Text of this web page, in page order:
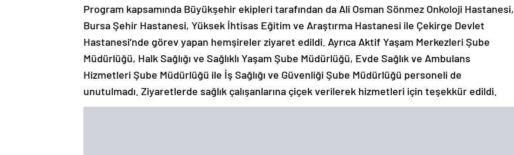
Program kapsamında Büyükşehir ekipleri tarafından da Ali Osman Sönmez Onkoloji Hastanesi,
Bursa Şehir Hastanesi, Yüksek İhtisas Eğitim ve Araştırma Hastanesi ile Çekirge Devlet
Hastanesi’nde görev yapan hemşireler ziyaret edildi. Ayrıca Aktif Yaşam Merkezleri Şube
Müdürlüğü, Halk Sağlığı ve Sağlıklı Yaşam Şube Müdürlüğü, Evde Sağlık ve Ambulans
Hizmetleri Şube Müdürlüğü ile İş Sağlığı ve Güvenliği Şube Müdürlüğü personeli de
unutulmadı. Ziyaretlerde sağlık çalışanlarına çiçek verilerek hizmetleri için teşekkür edildi.